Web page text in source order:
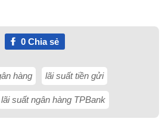
0Chia sẻ
hàng lãi suất tiền gửi
lãi suất ngân hàng TPBank